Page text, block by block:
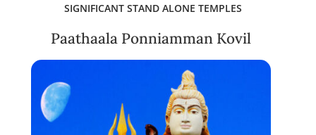
SIGNIFICANT STAND ALONE TEMPLES
Paathaala Ponniamman Kovil